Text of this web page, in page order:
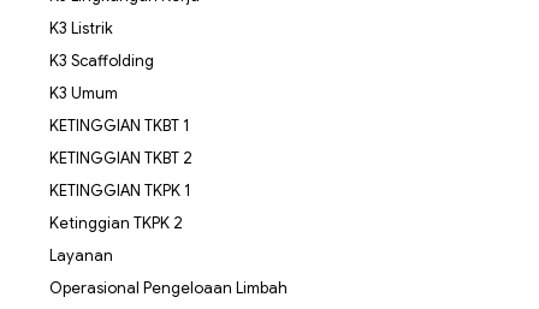
K3 Listrik
K3 Scaffolding
K3 Umum
KETINGGIAN TKBT 1
KETINGGIAN TKBT 2
KETINGGIAN TKPK 1
Ketinggian TKPK 2
Layanan
Operasional Pengeloaan Limbah